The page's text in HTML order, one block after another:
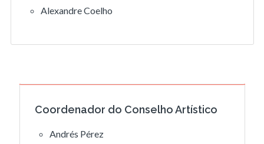
Alexandre Coelho
Coordenador do Conselho Artístico
Andrés Pérez